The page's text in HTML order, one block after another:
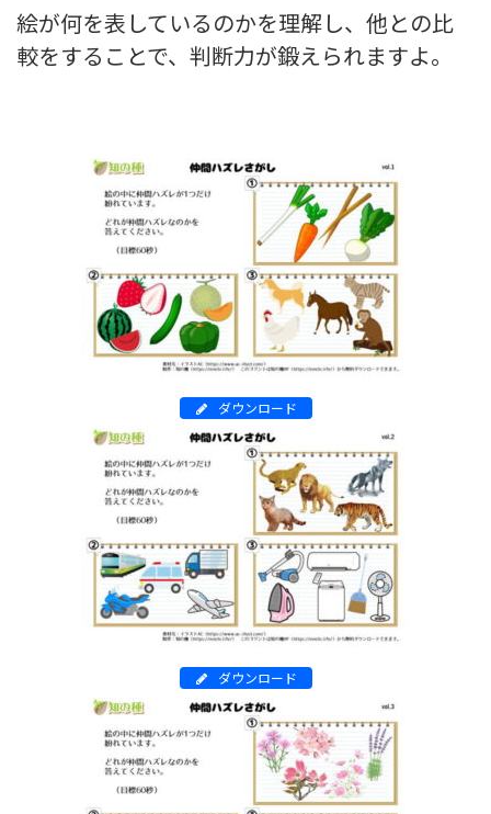
絵が何を表しているのかを理解し、他との比
較をすることで、判断力が鍛えられますよ。
ダウンロード
ダウンロード